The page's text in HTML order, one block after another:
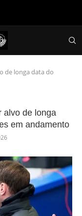
de longa data do
alvo de longa
em andamento